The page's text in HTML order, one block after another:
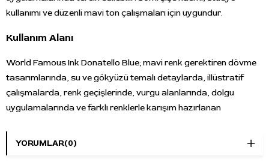
kullanımı ve düzenli mavi ton çalışmaları için uygundur.
Kullanım Alanı
World Famous Ink Donatello Blue; mavi renk gerektiren dövme
tasarımlarında, su ve gökyüzü temalı detaylarda, illüstratif
çalışmalarda, renk geçişlerinde, vurgu alanlarında, dolgu
uygulamalarında ve farklı renklerle karışım hazırlanan
Öne Çıkan Özellikler
YORUMLAR(0)